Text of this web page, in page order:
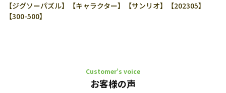
【ジグソーパズル】【キャラクター】【サンリオ】【202305】
【300-500】
Customer’s voice
お客様の声